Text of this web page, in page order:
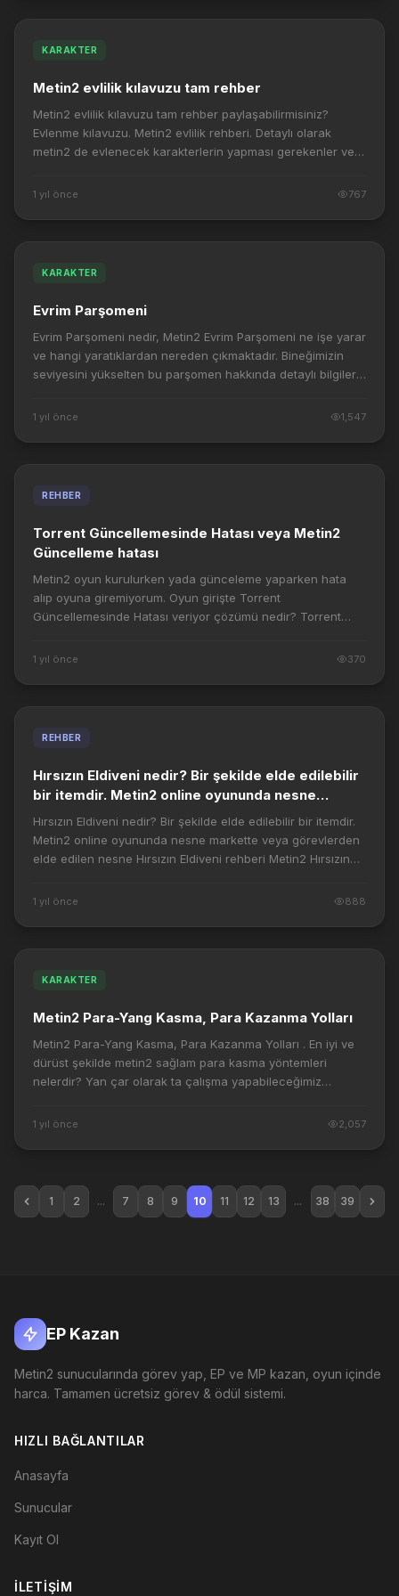
KARAKTER
Metin2 evlilik kılavuzu tam rehber
Metin2 evlilik kılavuzu tam rehber paylaşabilirmisiniz?
Evlenme kılavuzu. Metin2 evlilik rehberi. Detaylı olarak
metin2 de evlenecek karakterlerin yapması gerekenler ve
1 yıl önce 767
KARAKTER
Evrim Parşomeni
Evrim Parşomeni nedir, Metin2 Evrim Parşomeni ne işe yarar
ve hangi yaratıklardan nereden çıkmaktadır. Bineğimizin
seviyesini yükselten bu parşomen hakkında detaylı bilgiler?
1 yıl önce 1,547
REHBER
Torrent Güncellemesinde Hatası veya Metin2
Güncelleme hatası
Metin2 oyun kurulurken yada günceleme yaparken hata
alıp oyuna giremiyorum. Oyun girişte Torrent
Güncellemesinde Hatası veriyor çözümü nedir? Torrent
1 yıl önce 370
REHBER
Hırsızın Eldiveni nedir? Bir şekilde elde edilebilir
bir itemdir. Metin2 online oyununda nesne
markette veya görevlerden elde edilen nesne
Hırsızın Eldiveni rehberi
Hırsızın Eldiveni nedir? Bir şekilde elde edilebilir bir itemdir.
Metin2 online oyununda nesne markette veya görevlerden
elde edilen nesne Hırsızın Eldiveni rehberi Metin2 Hırsızın
1 yıl önce 888
KARAKTER
Metin2 Para-Yang Kasma, Para Kazanma Yolları
Metin2 Para-Yang Kasma, Para Kazanma Yolları . En iyi ve
dürüst şekilde metin2 sağlam para kasma yöntemleri
nelerdir? Yan çar olarak ta çalışma yapabileceğimiz
1 yıl önce 2,057
1 2 ... 7 8 9 10 11 12 13 ... 38 39
EP Kazan
Metin2 sunucularında görev yap, EP ve MP kazan, oyun içinde
harca. Tamamen ücretsiz görev & ödül sistemi.
HIZLI BAĞLANTILAR
Anasayfa
Sunucular
Kayıt Ol
İLETIŞIM